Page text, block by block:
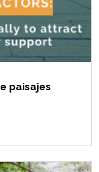
paisajes